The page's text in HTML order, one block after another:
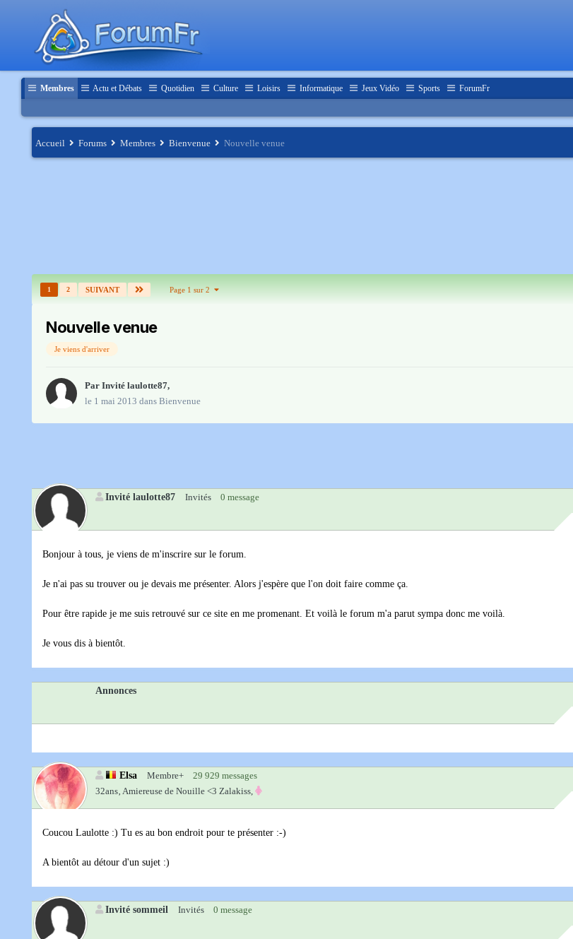
Membres Actu et Débats Quotidien Culture Loisirs Informatique Jeux Vidéo Sports ForumFr
Accueil Forums Membres Bienvenue Nouvelle venue
1 2 SUIVANT Page 1 sur 2
Nouvelle venue
Je viens d'arriver
Par Invité laulotte87,
le 1 mai 2013 dans Bienvenue
Invité laulotte87 Invités 0 message
Bonjour à tous, je viens de m'inscrire sur le forum.
Je n'ai pas su trouver ou je devais me présenter. Alors j'espère que l'on doit faire comme ça.
Pour être rapide je me suis retrouvé sur ce site en me promenant. Et voilà le forum m'a parut sympa donc me voilà.
Je vous dis à bientôt.
Annonces
Elsa Membre+
29 929 messages
32ans‚ Amiereuse de Nouille <3 Zalakiss,
Coucou Laulotte :) Tu es au bon endroit pour te présenter :-)
A bientôt au détour d'un sujet :)
Invité sommeil Invités 0 message